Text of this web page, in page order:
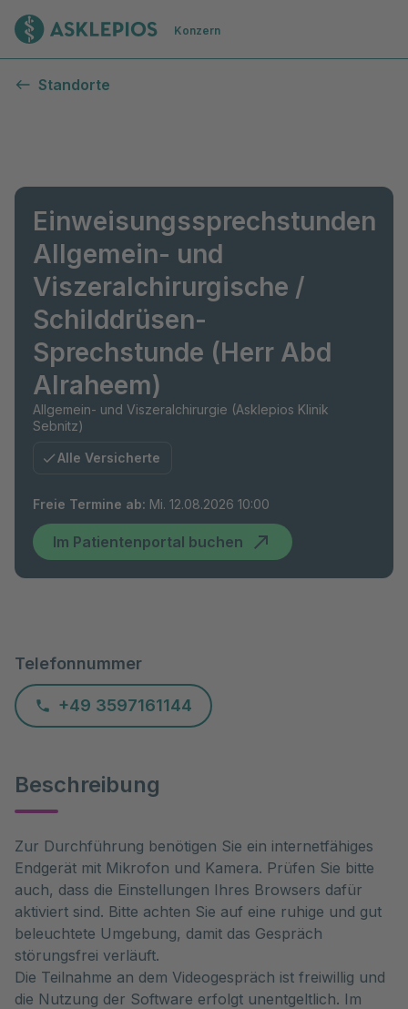
Zur Startseite
Konzern
Standorte
Einweisungssprechstunden
Allgemein- und
Viszeralchirurgische /
Schilddrüsen-
Sprechstunde (Herr Abd
Alraheem)
Allgemein- und Viszeralchirurgie (Asklepios Klinik
Sebnitz)
Alle Versicherte
Freie Termine ab: Mi. 12.08.2026 10:00
Im Patientenportal buchen
Telefonnummer
+49 3597161144
Beschreibung
Zur Durchführung benötigen Sie ein internetfähiges
Endgerät mit Mikrofon und Kamera. Prüfen Sie bitte
auch, dass die Einstellungen Ihres Browsers dafür
aktiviert sind. Bitte achten Sie auf eine ruhige und gut
beleuchtete Umgebung, damit das Gespräch
störungsfrei verläuft.
Die Teilnahme an dem Videogespräch ist freiwillig und
die Nutzung der Software erfolgt unentgeltlich. Im